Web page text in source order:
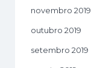
novembro 2019
outubro 2019
setembro 2019